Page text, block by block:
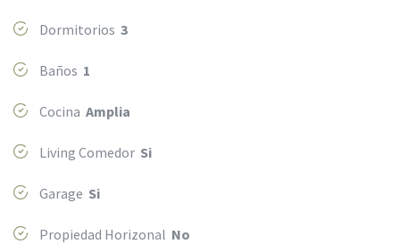
Dormitorios 3
Baños 1
Cocina Amplia
Living Comedor Si
Garage Si
Propiedad Horizonal No